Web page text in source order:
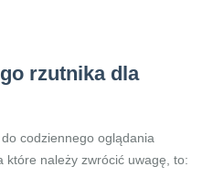
rzutnika dla
codziennego oglądania
które należy zwrócić uwagę, to: